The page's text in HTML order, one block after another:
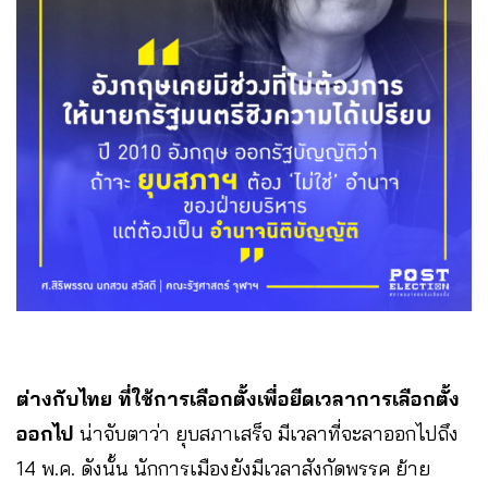
ต่างกับไทย ที่ใช้การเลือกตั้งเพื่อยืดเวลาการเลือกตั้ง
ออกไป น่าจับตาว่า ยุบสภาเสร็จ มีเวลาที่จะลาออกไปถึง
14 พ.ค. ดังนั้น นักการเมืองยังมีเวลาสังกัดพรรค ย้าย